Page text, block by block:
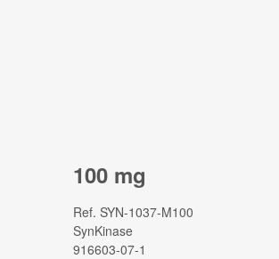
100 mg
Ref. SYN-1037-M100
SynKinase
916603-07-1